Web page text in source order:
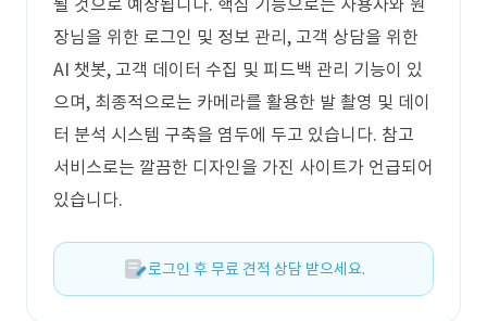
될 것으로 예상됩니다. 핵심 기능으로는 사용자와 원
장님을 위한 로그인 및 정보 관리, 고객 상담을 위한
AI 챗봇, 고객 데이터 수집 및 피드백 관리 기능이 있
으며, 최종적으로는 카메라를 활용한 발 촬영 및 데이
터 분석 시스템 구축을 염두에 두고 있습니다. 참고
서비스로는 깔끔한 디자인을 가진 사이트가 언급되어
있습니다.
로그인 후 무료 견적 상담 받으세요.